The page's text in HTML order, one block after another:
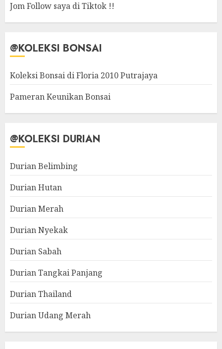
Jom Follow saya di Tiktok !!
@KOLEKSI BONSAI
Koleksi Bonsai di Floria 2010 Putrajaya
Pameran Keunikan Bonsai
@KOLEKSI DURIAN
Durian Belimbing
Durian Hutan
Durian Merah
Durian Nyekak
Durian Sabah
Durian Tangkai Panjang
Durian Thailand
Durian Udang Merah